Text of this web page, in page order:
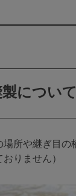
について
所や継ぎ目
りません）